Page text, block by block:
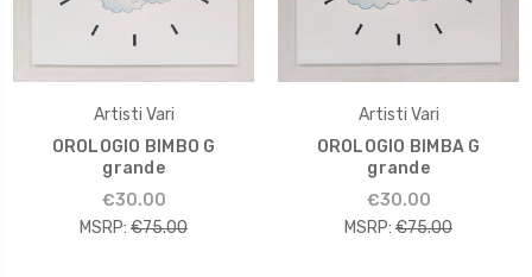
Artisti Vari
OROLOGIO BIMBO G
grande
€30.00
MSRP: €75.00
Artisti Vari
OROLOGIO BIMBA G
grande
€30.00
MSRP: €75.00